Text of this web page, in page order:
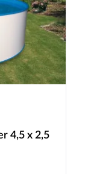
4,5 x 2,5